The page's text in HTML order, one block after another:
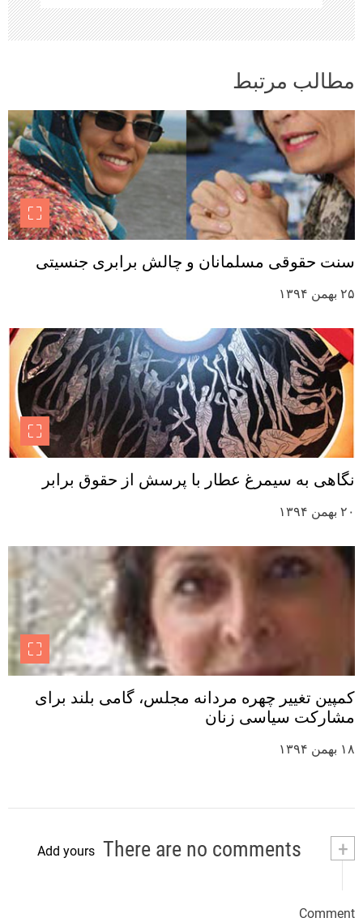
مطالب مرتبط
سنت حقوقی مسلمانان و چالش برابری جنسیتی
۲۵ بهمن ۱۳۹۴
نگاهی به سیمرغ عطار با پرسش از حقوق برابر
۲۰ بهمن ۱۳۹۴
کمپین تغییر چهره مردانه مجلس، گامی بلند برای
مشارکت سیاسی زنان
۱۸ بهمن ۱۳۹۴
+
Add yours
Comment